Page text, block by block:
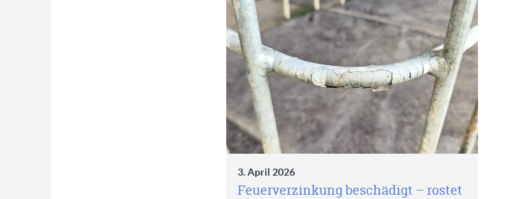
3. April 2026
Feuerverzinkung beschädigt – rostet